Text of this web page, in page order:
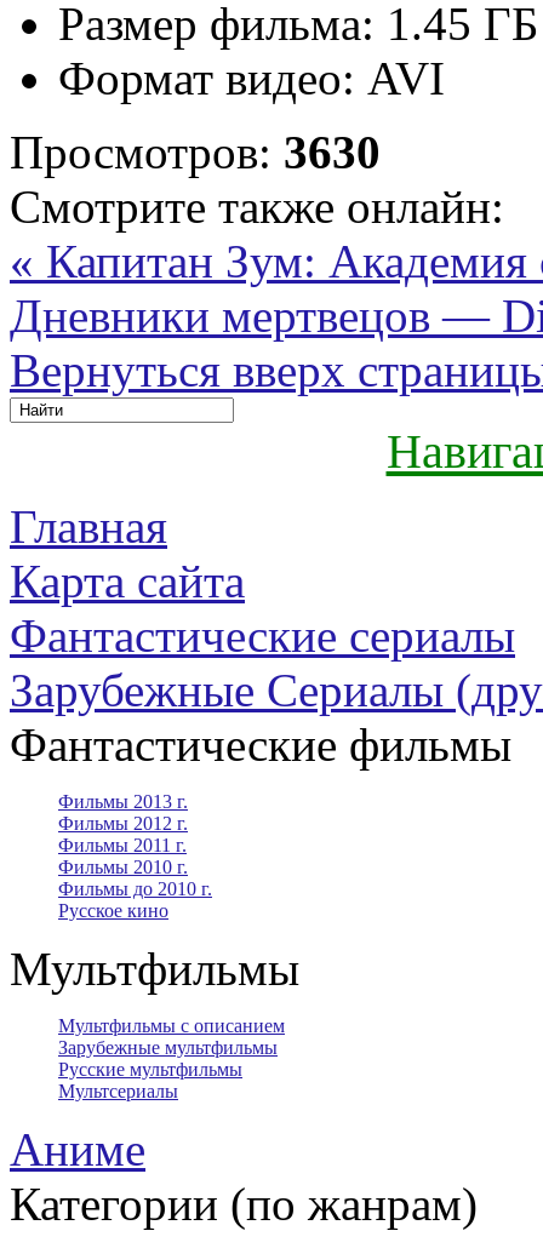
Размер фильма: 1.45 ГБ
Формат видео: AVI
Просмотров: 3630
Смотрите также онлайн:
« Капитан Зум:
Дневники мертвецов —
Вернуться вверх
Главная
Карта сайта
Фантастические сериалы
Зарубежные Сериалы
Фантастические фильмы
Фильмы 2013 г.
Фильмы 2012 г.
Фильмы 2011 г.
Фильмы 2010 г.
Фильмы до 2010 г.
Русское кино
Мультфильмы
Мультфильмы с описанием
Зарубежные мультфильмы
Русские мультфильмы
Мультсериалы
Аниме
Категории (по жанрам)